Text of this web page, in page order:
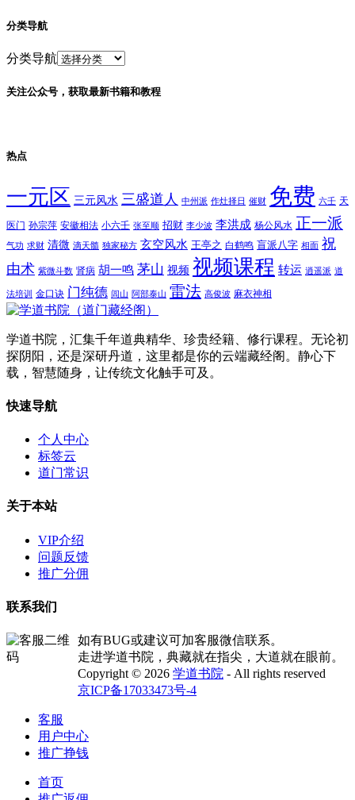
分类导航
分类导航
关注公众号，获取最新书籍和教程
热点
一元区 三元风水 三盛道人 中州派 作灶择日 催财 免费 六壬 天
医门 孙宗萍 安徽相法 小六壬 张至顺 招财 李少波 李洪成 杨公风水 正一派
气功 求财 清微 滴天髓 独家秘方 玄空风水 王亭之 白鹤鸣 盲派八字 相面 祝
由术 紫微斗数 肾病 胡一鸣 茅山 视频 视频课程 转运 逍遥派 道
法培训 金口诀 门纯德 闾山 阿部泰山 雷法 高俊波 麻衣神相
学道书院，汇集千年道典精华、珍贵经籍、修行课程。无论初
探阴阳，还是深研丹道，这里都是你的云端藏经阁。静心下
载，智慧随身，让传统文化触手可及。
快速导航
个人中心
标签云
道门常识
关于本站
VIP介绍
问题反馈
推广分佣
联系我们
如有BUG或建议可加客服微信联系。
走进学道书院，典藏就在指尖，大道就在眼前。
Copyright © 2026 学道书院 - All rights reserved
京ICP备17033473号-4
客服
用户中心
推广挣钱
首页